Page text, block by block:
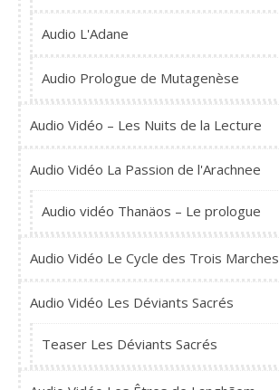
Audio L'Adane
Audio Prologue de Mutagenèse
Audio Vidéo – Les Nuits de la Lecture
Audio Vidéo La Passion de l'Arachnee
Audio vidéo Thanäos – Le prologue
Audio Vidéo Le Cycle des Trois Marches
Audio Vidéo Les Déviants Sacrés
Teaser Les Déviants Sacrés